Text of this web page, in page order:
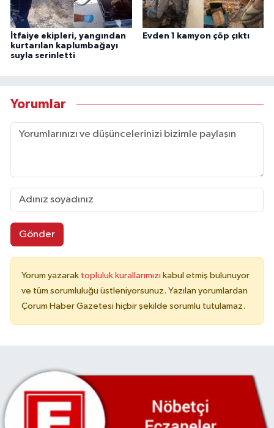
İtfaiye ekipleri, yangından
kurtarılan kaplumbağayı
suyla serinletti
Evden 1 kamyon çöp çıktı
Yorumlar
Gönder
Yorum yazarak topluluk kurallarımızı kabul etmiş bulunuyor
ve tüm sorumluluğu üstleniyorsunuz. Yazılan yorumlardan
Çorum Haber Gazetesi hiçbir şekilde sorumlu tutulamaz.